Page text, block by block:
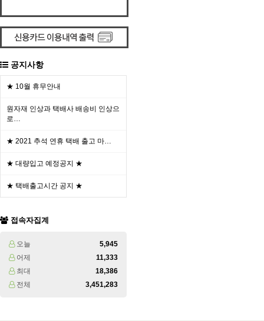
공지사항
★ 10월 휴무안내
원자재 인상과 택배사 배송비 인상으
로…
★ 2021 추석 연휴 택배 출고 마…
★ 대량입고 예정공지 ★
★ 택배출고시간 공지 ★
접속자집계
오늘
5,945
어제
11,333
최대
18,386
전체
3,451,283